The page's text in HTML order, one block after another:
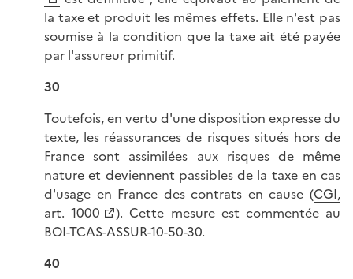
la taxe et produit les mêmes effets. Elle n'est pas
soumise à la condition que la taxe ait été payée
par l'assureur primitif.
30
Toutefois, en vertu d'une disposition expresse du
texte, les réassurances de risques situés hors de
France sont assimilées aux risques de même
nature et deviennent passibles de la taxe en cas
d'usage en France des contrats en cause (CGI,
art. 1000
). Cette mesure est commentée au
BOI-TCAS-ASSUR-10-50-30.
40